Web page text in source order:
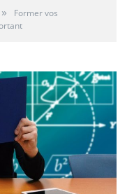
»
Former vos